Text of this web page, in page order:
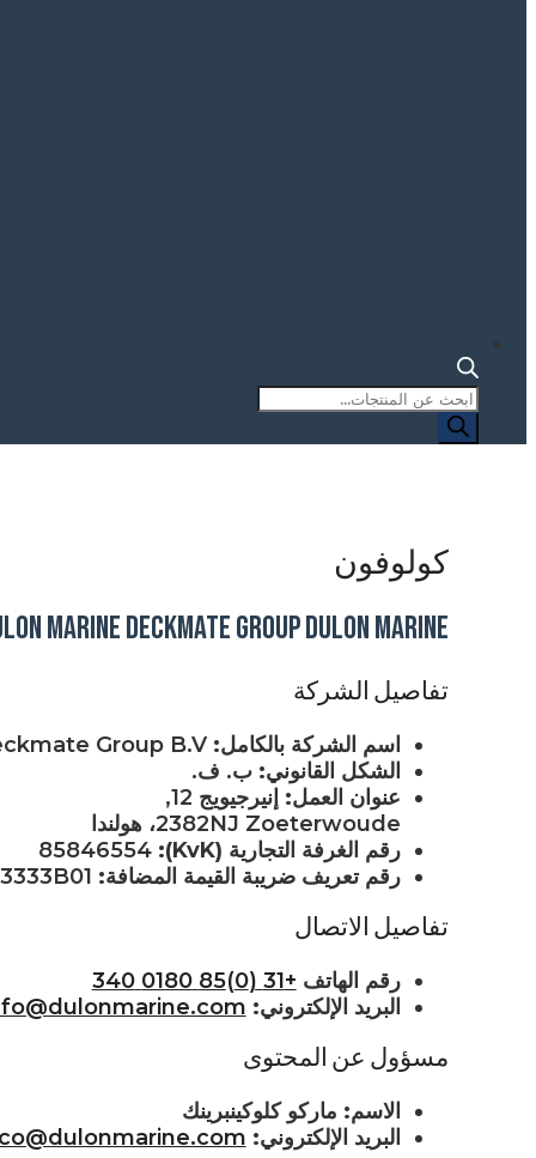
البحث
عن
المنتجات
كولوفون
MARINE DECKMATE GROUP DULON MARINE
تفاصيل الشركة
اسم الشركة بالكامل: Dulon Marine Deckmate Group B.V.
الشكل القانوني: ب. ف.
عنوان العمل: إنيرجيويج 12,
2382NJ Zoeterwoude، هولندا
رقم الغرفة التجارية (KvK):
85846554
رقم تعريف ضريبة القيمة المضافة:
تفاصيل الاتصال
رقم الهاتف +31 (0)85 0180 340
البريد الإلكتروني:
مسؤول عن المحتوى
الاسم: ماركو كلوكينبرينك
البريد الإلكتروني: